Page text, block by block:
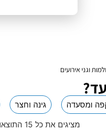
וגני אירועים
ומסעדה גינה וחצר
מציגים את כל ⁦15⁩ התוצאות